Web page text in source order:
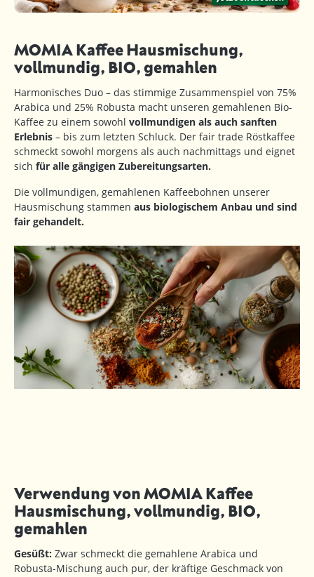
MOMIA Kaffee Hausmischung,
vollmundig, BIO, gemahlen
Harmonisches Duo – das stimmige Zusammenspiel von 75%
Arabica und 25% Robusta macht unseren gemahlenen Bio-
Kaffee zu einem sowohl vollmundigen als auch sanften
Erlebnis – bis zum letzten Schluck. Der fair trade Röstkaffee
schmeckt sowohl morgens als auch nachmittags und eignet
sich für alle gängigen Zubereitungsarten.
Die vollmundigen, gemahlenen Kaffeebohnen unserer
Hausmischung stammen aus biologischem Anbau und sind
fair gehandelt.
Verwendung von MOMIA Kaffee
Hausmischung, vollmundig, BIO,
gemahlen
Gesüßt: Zwar schmeckt die gemahlene Arabica und
Robusta-Mischung auch pur, der kräftige Geschmack von